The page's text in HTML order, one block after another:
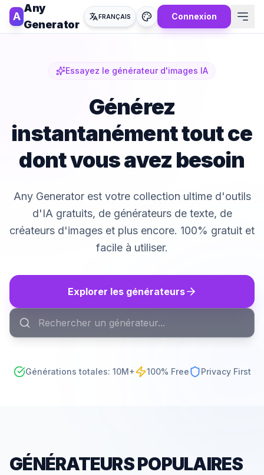
A
Any
Generator
FRANÇAIS Connexion
Essayez le générateur d'images IA
Générez
instantanément tout ce
dont vous avez besoin
Any Generator est votre collection ultime d'outils
d'IA gratuits, de générateurs de texte, de
créateurs d'images et plus encore. 100% gratuit et
facile à utiliser.
Explorer les générateurs
Générations totales: 10M+ 100% Free Privacy First
GÉNÉRATEURS POPULAIRES